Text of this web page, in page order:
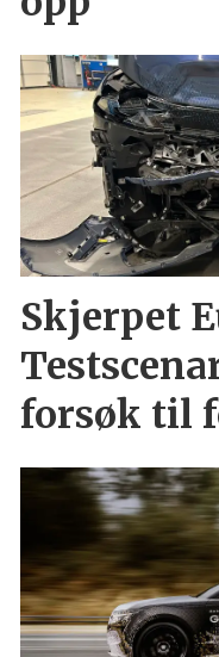
Skjerpet
forsøk til